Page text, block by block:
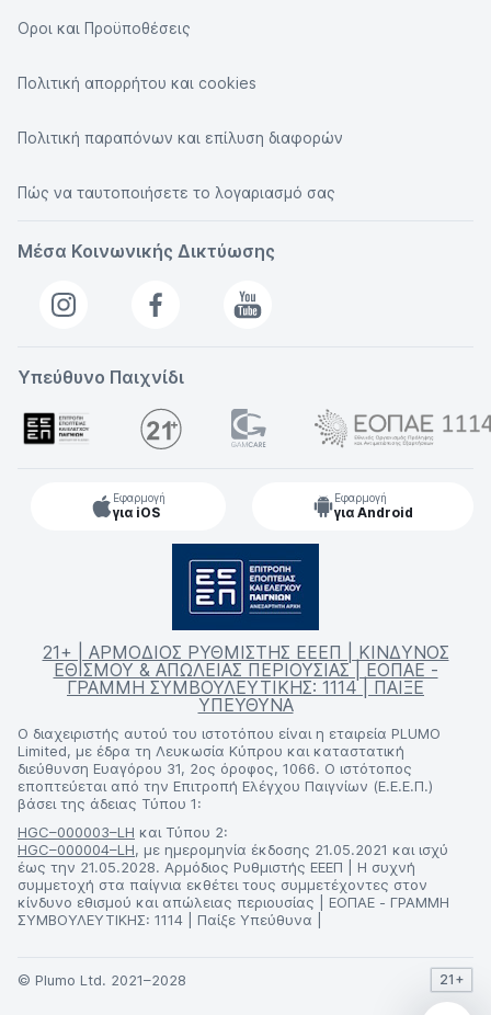
Οροι και Προϋποθέσεις
Πολιτική απορρήτου και cookies
Πολιτική παραπόνων και επίλυση διαφορών
Πώς να ταυτοποιήσετε το λογαριασμό σας
Μέσα Κοινωνικής Δικτύωσης
Υπεύθυνο Παιχνίδι
Εφαρμογή
για iOS
Εφαρμογή
για Android
21+ | ΑΡΜΟΔΙΟΣ ΡΥΘΜΙΣΤΗΣ ΕΕΕΠ | ΚΙΝΔΥΝΟΣ
ΕΘΙΣΜΟΥ & ΑΠΩΛΕΙΑΣ ΠΕΡΙΟΥΣΙΑΣ | ΕΟΠΑΕ -
ΓΡΑΜΜΗ ΣΥΜΒΟΥΛΕΥΤΙΚΗΣ: 1114 | ΠΑΙΞΕ
ΥΠΕΥΘΥΝΑ
Ο διαχειριστής αυτού του ιστοτόπου είναι η εταιρεία PLUMO
Limited, με έδρα τη Λευκωσία Κύπρου και καταστατική
διεύθυνση Ευαγόρου 31, 2ος όροφος, 1066. Ο ιστότοπος
εποπτεύεται από την Επιτροπή Ελέγχου Παιγνίων (Ε.Ε.Ε.Π.)
βάσει της άδειας Τύπου 1:
HGC–000003–LH και Τύπου 2:
HGC–000004–LH, με ημερομηνία έκδοσης 21.05.2021 και ισχύ
έως την 21.05.2028. Αρμόδιος Ρυθμιστής ΕΕΕΠ | Η συχνή
συμμετοχή στα παίγνια εκθέτει τους συμμετέχοντες στον
κίνδυνο εθισμού και απώλειας περιουσίας | ΕΟΠΑΕ - ΓΡΑΜΜΗ
ΣΥΜΒΟΥΛΕΥΤΙΚΗΣ: 1114 | Παίξε Υπεύθυνα |
© Plumo Ltd. 2021–2028 21+